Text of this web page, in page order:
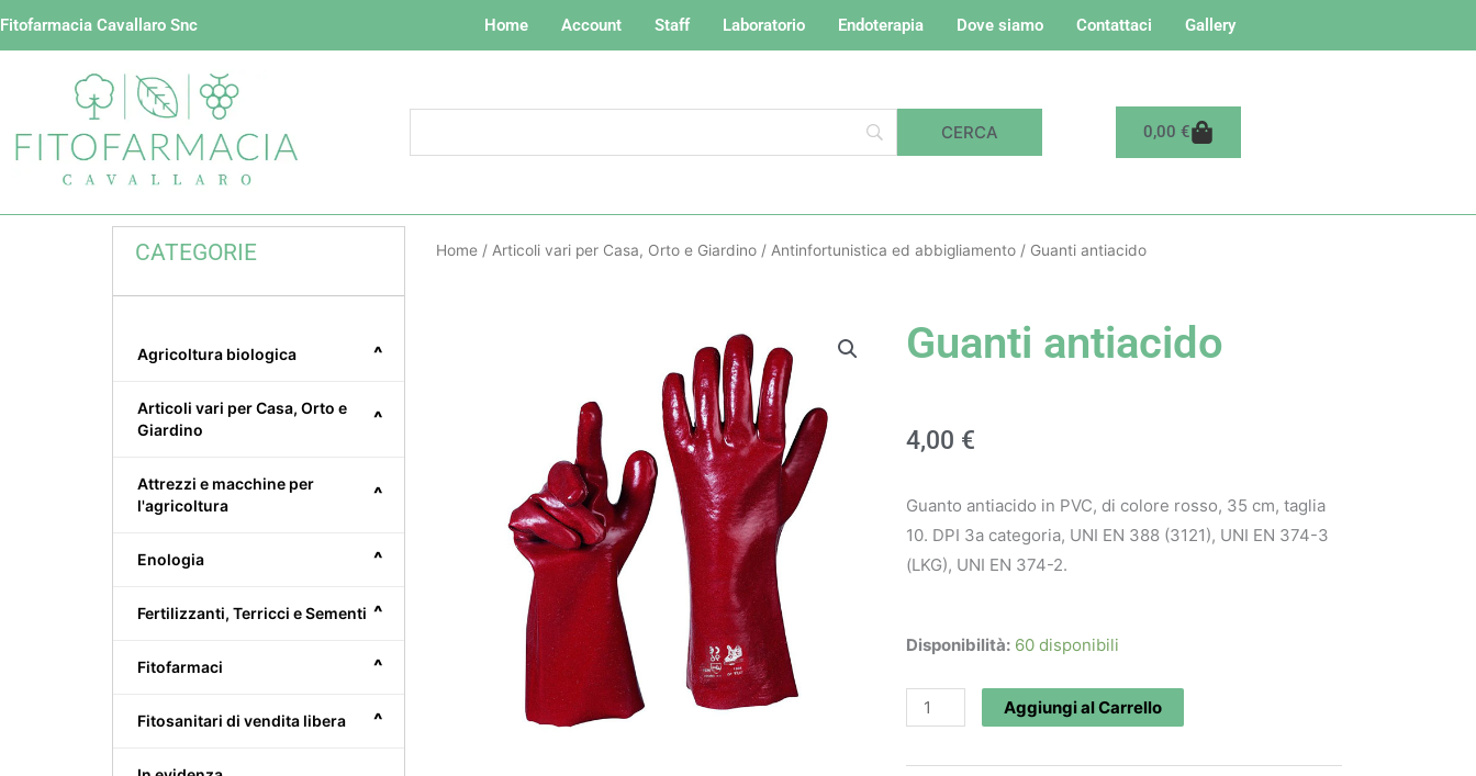
Vai
Fitofarmacia Cavallaro Snc Home Account Staff Laboratorio Endoterapia Dove siamo Contattaci Gallery
0,00 €Carrello
CATEGORIE
^
Agricoltura biologica
^
Articoli vari per Casa, Orto e
Giardino
^
Attrezzi e macchine per
l'agricoltura
^
Enologia
^
Fertilizzanti, Terricci e Sementi
^
Fitofarmaci
^
Fitosanitari di vendita libera
Home / Articoli vari per Casa, Orto e Giardino / Antinfortunistica ed abbigliamento / Guanti antiacido
Guanti antiacido
4,00 €
Guanto antiacido in PVC, di colore rosso, 35 cm, taglia
10. DPI 3a categoria, UNI EN 388 (3121), UNI EN 374-3
(LKG), UNI EN 374-2.
Disponibilità: 60 disponibili
Guanti
quantità
Aggiungi al Carrello